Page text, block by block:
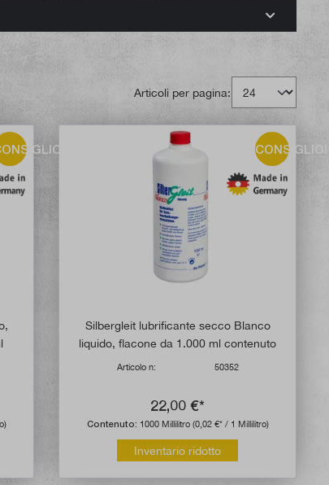
Articoli per pagina:
CONSIGLIO!
Silbergleit lubrificante secco Blanco
liquido, flacone da 1.000 ml contenuto
Articolo n: 50352
22,00 €*
Contenuto: 1000 Millilitro (0,02 €* / 1 Millilitro)
Inventario ridotto